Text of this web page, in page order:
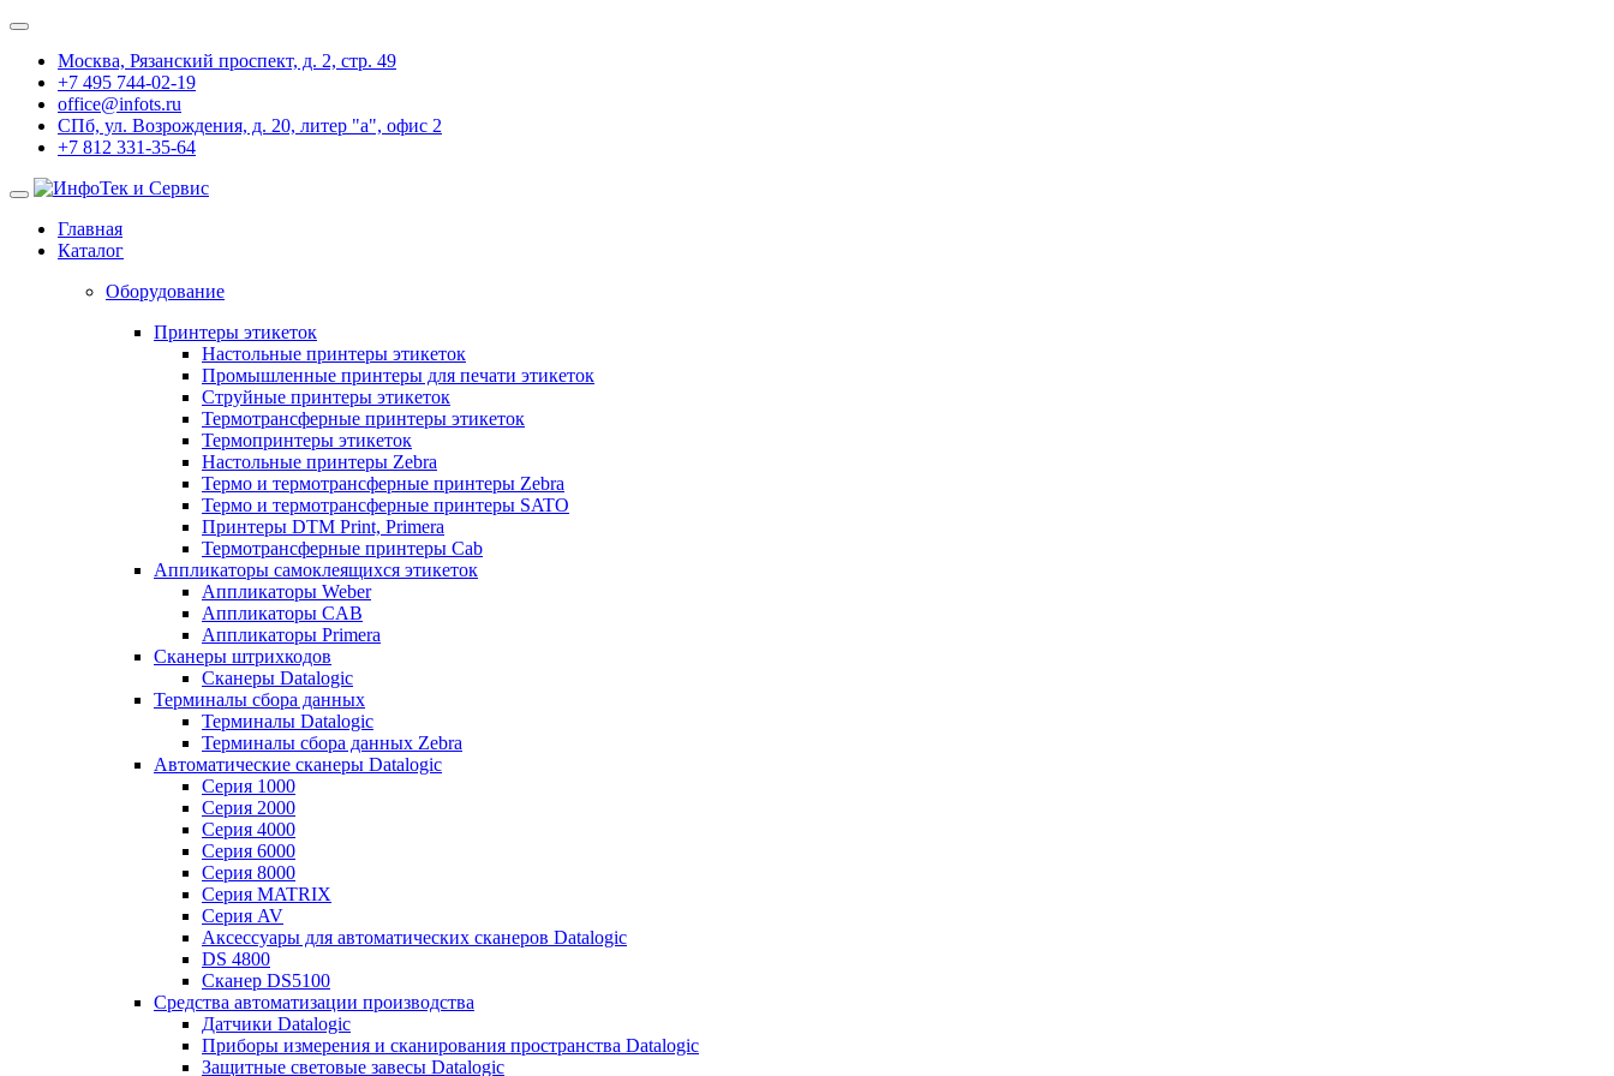
Москва, Рязанский проспект, д. 2, стр. 49
+7 495 744-02-19
office@infots.ru
СПб, ул. Возрождения, д. 20, литер "a", офис 2
+7 812 331-35-64
Главная
Каталог
Оборудование
Принтеры этикеток
Настольные принтеры этикеток
Промышленные принтеры для печати этикеток
Струйные принтеры этикеток
Термотрансферные принтеры этикеток
Термопринтеры этикеток
Настольные принтеры Zebra
Термо и термотрансферные принтеры Zebra
Термо и термотрансферные принтеры SATO
Принтеры DTM Print, Primera
Термотрансферные принтеры Cab
Аппликаторы самоклеящихся этикеток
Аппликаторы Weber
Аппликаторы CAB
Аппликаторы Primera
Сканеры штрихкодов
Сканеры Datalogic
Терминалы сбора данных
Терминалы Datalogic
Терминалы сбора данных Zebra
Автоматические сканеры Datalogic
Серия 1000
Серия 2000
Серия 4000
Серия 6000
Серия 8000
Серия MATRIX
Серия AV
Аксессуары для автоматических сканеров Datalogic
DS 4800
Сканер DS5100
Средства автоматизации производства
Датчики Datalogic
Приборы измерения и сканирования пространства Datalogic
Защитные световые завесы Datalogic